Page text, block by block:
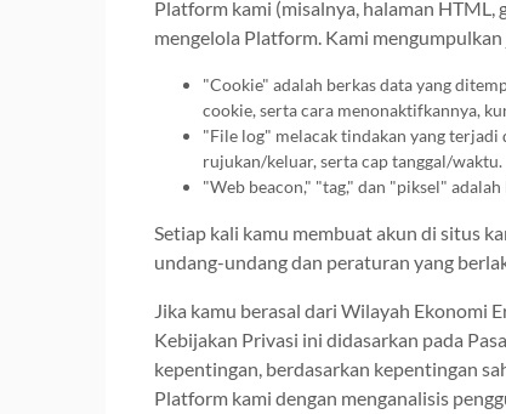
Platform kami (misalnya, halaman HTML,
mengelola Platform. Kami
"Cookie" adalah berkas data yang
cookie, serta cara menonaktifkannya,
"File log" melacak tindakan yang terjadi
rujukan/keluar, serta cap tanggal/waktu.
"Web beacon," "tag," dan "piksel"
Setiap kali kamu membuat akun di situs
undang-undang dan peraturan yang
Jika kamu berasal dari Wilayah Ekonomi
Kebijakan Privasi ini didasarkan pada
kepentingan, berdasarkan kepentingan
Platform kami dengan menganalisis